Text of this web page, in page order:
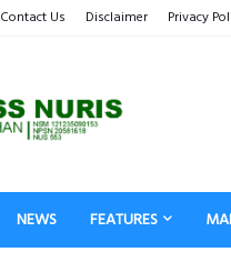
Contact Us Disclaimer Privacy
NEWS FEATURES